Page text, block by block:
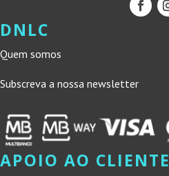
DNLC
Quem somos
Subscreva a nossa newsletter
APOIO AO CLIENTE